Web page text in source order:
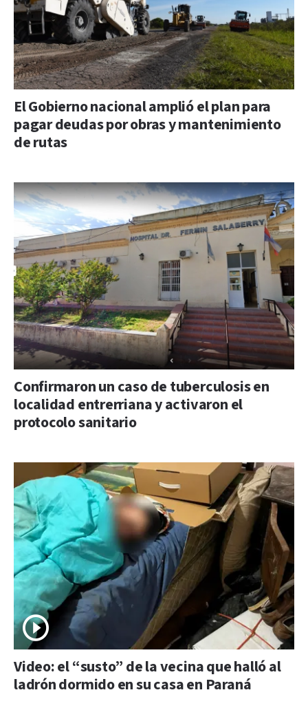
El Gobierno nacional amplió el plan para
pagar deudas por obras y mantenimiento
de rutas
Confirmaron un caso de tuberculosis en
localidad entrerriana y activaron el
protocolo sanitario
Video: el “susto” de la vecina que halló al
ladrón dormido en su casa en Paraná